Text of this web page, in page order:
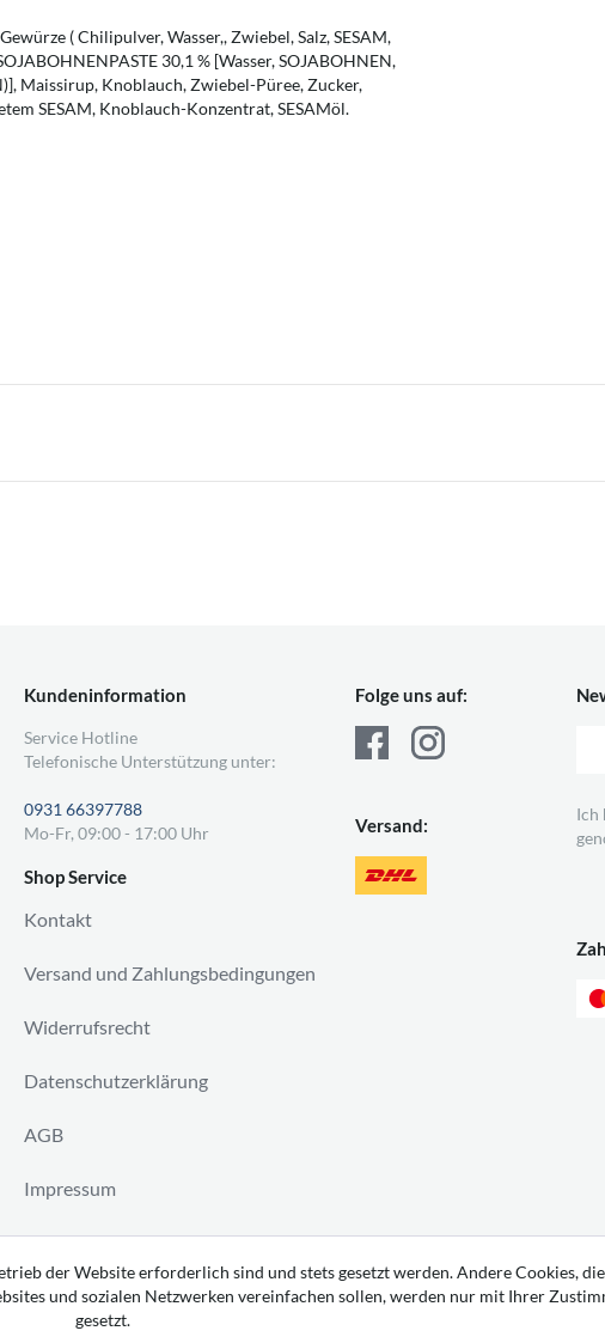
( Chilipulver, Wasser,, Zwiebel, Salz, SESAM,
30,1 % [Wasser, SOJABOHNEN,
Maissirup, Knoblauch, Zwiebel-Püree, Zucker,
SESAM, Knoblauch-Konzentrat, SESAMöl.
Kundeninformation
Service Hotline
Telefonische Unterstützung unter:
0931 66397788
Mo-Fr, 09:00 - 17:00 Uhr
Shop Service
Kontakt
Versand und Zahlungsbedingungen
Widerrufsrecht
Datenschutzerklärung
AGB
Impressum
Vertrag widerrufen
Folge uns auf:
Versand:
Ich
der Website erforderlich sind und stets gesetzt werden. Andere Cookies,
und sozialen Netzwerken vereinfachen sollen, werden nur mit Ihrer
gesetzt.